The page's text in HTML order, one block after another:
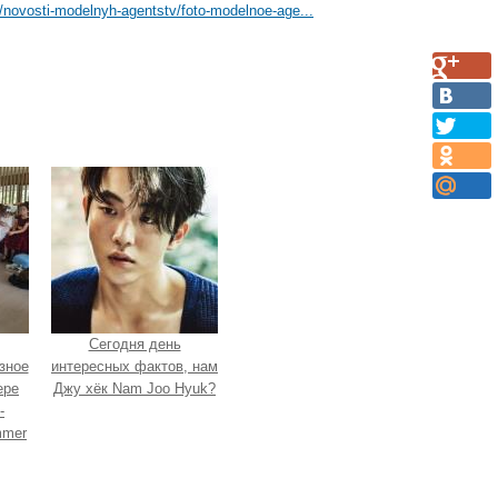
modelnyh-agentstv/foto-modelnoe-age...
Сегодня день
интересных фактов, нам
Джу хёк Nam Joo Hyuk?